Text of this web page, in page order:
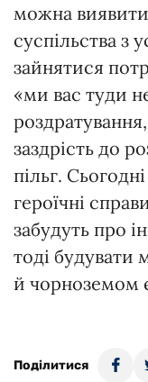
можна виявити
суспільства з
зайнятися
«ми вас туди
заздрість до
пільг.
героїчні
забудуть про
тоді
й чорноземом
Поділитися